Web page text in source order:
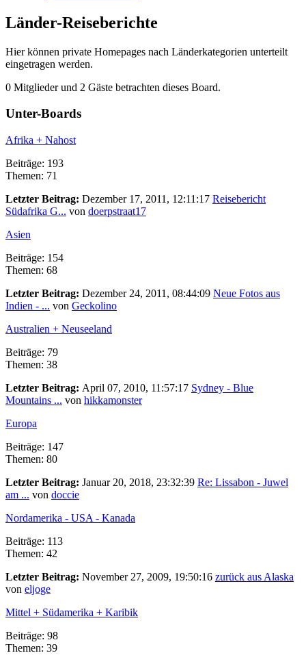
Länder-Reiseberichte
Hier können private Homepages nach Länderkategorien unterteilt
eingetragen werden.
0 Mitglieder und 2 Gäste betrachten dieses Board.
Unter-Boards
Afrika + Nahost
Beiträge: 193
Themen: 71
Letzter Beitrag: Dezember 17, 2011, 12:11:17 Reisebericht
Südafrika G... von doerpstraat17
Asien
Beiträge: 154
Themen: 68
Letzter Beitrag: Dezember 24, 2011, 08:44:09 Neue Fotos aus
Indien - ... von Geckolino
Australien + Neuseeland
Beiträge: 79
Themen: 38
Letzter Beitrag: April 07, 2010, 11:57:17 Sydney - Blue
Mountains ... von hikkamonster
Europa
Beiträge: 147
Themen: 80
Letzter Beitrag: Januar 20, 2018, 23:32:39 Re: Lissabon - Juwel
am ... von doccie
Nordamerika - USA - Kanada
Beiträge: 113
Themen: 42
Letzter Beitrag: November 27, 2009, 19:50:16 zurück aus Alaska
von eljoge
Mittel + Südamerika + Karibik
Beiträge: 98
Themen: 39